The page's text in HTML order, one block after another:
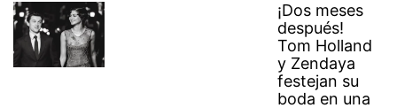
¡Dos meses
después!
Tom Holland
y Zendaya
festejan su
boda en una